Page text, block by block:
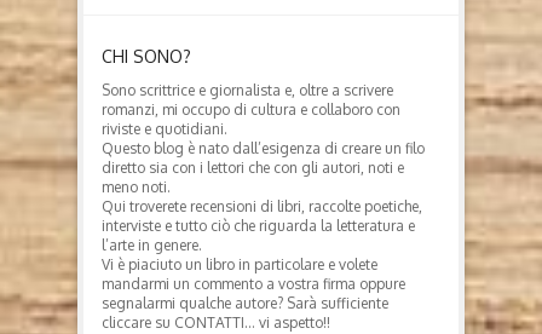
CHI SONO?
Sono scrittrice e giornalista e, oltre a scrivere
romanzi, mi occupo di cultura e collaboro con
riviste e quotidiani.
Questo blog è nato dall’esigenza di creare un filo
diretto sia con i lettori che con gli autori, noti e
meno noti.
Qui troverete recensioni di libri, raccolte poetiche,
interviste e tutto ciò che riguarda la letteratura e
l’arte in genere.
Vi è piaciuto un libro in particolare e volete
mandarmi un commento a vostra firma oppure
segnalarmi qualche autore? Sarà sufficiente
cliccare su CONTATTI… vi aspetto!!